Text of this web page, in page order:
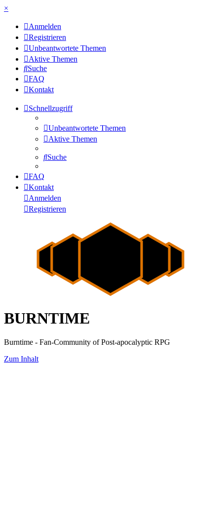
×
Anmelden
Registrieren
Unbeantwortete Themen
Aktive Themen
Suche
FAQ
Kontakt
Schnellzugriff
Unbeantwortete Themen
Aktive Themen
Suche
FAQ
Kontakt
Anmelden
Registrieren
BURNTIME
Burntime - Fan-Community of Post-apocalyptic RPG
Zum Inhalt